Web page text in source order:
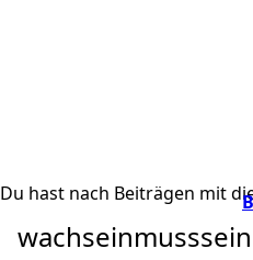
Du hast nach Beiträgen mit
wachseinmusssein